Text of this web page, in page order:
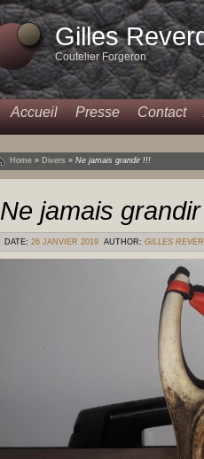
Gilles
Coutelier Forgeron
Accueil Presse Contact
Home » Divers » Ne jamais grandir !!!
Ne jamais
DATE: 26 JANVIER 2019 AUTHOR: GILLES